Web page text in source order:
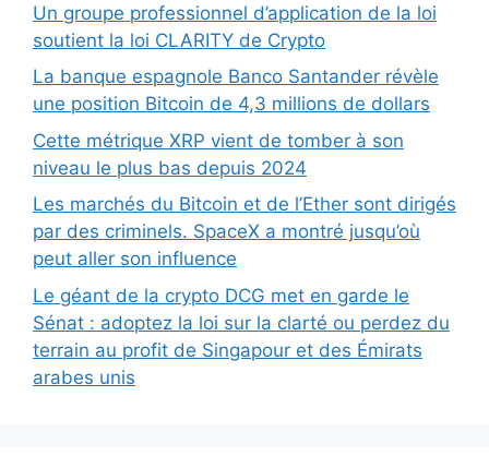
Un groupe professionnel d’application de la loi
soutient la loi CLARITY de Crypto
La banque espagnole Banco Santander révèle
une position Bitcoin de 4,3 millions de dollars
Cette métrique XRP vient de tomber à son
niveau le plus bas depuis 2024
Les marchés du Bitcoin et de l’Ether sont dirigés
par des criminels. SpaceX a montré jusqu’où
peut aller son influence
Le géant de la crypto DCG met en garde le
Sénat : adoptez la loi sur la clarté ou perdez du
terrain au profit de Singapour et des Émirats
arabes unis